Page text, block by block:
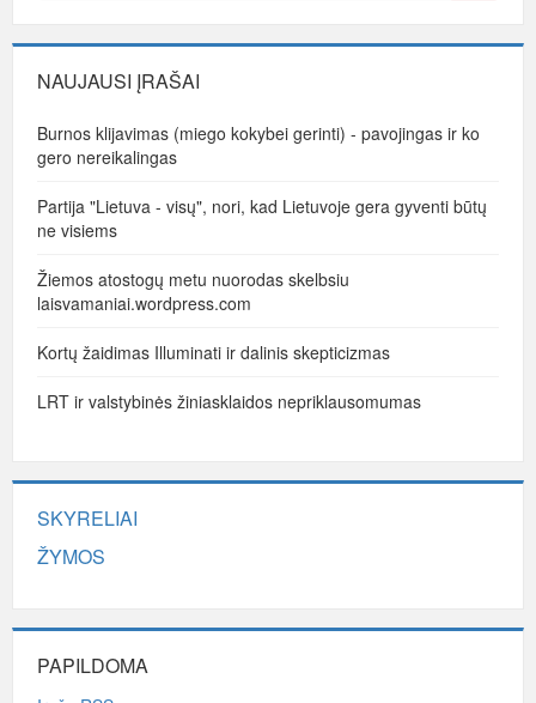
NAUJAUSI ĮRAŠAI
Burnos klijavimas (miego kokybei gerinti) - pavojingas ir ko
gero nereikalingas
Partija "Lietuva - visų", nori, kad Lietuvoje gera gyventi būtų
ne visiems
Žiemos atostogų metu nuorodas skelbsiu
laisvamaniai.wordpress.com
Kortų žaidimas Illuminati ir dalinis skepticizmas
LRT ir valstybinės žiniasklaidos nepriklausomumas
SKYRELIAI
ŽYMOS
PAPILDOMA